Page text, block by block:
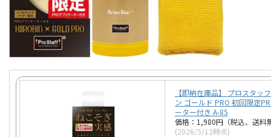
【即納在庫品】 プロスタッ
ン ゴールド PRO 初回限定
ーター付き A-85
価格：1,980円（税込、送料
(2026/5/12時点)